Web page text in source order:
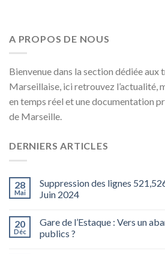
A PROPOS DE NOUS
Bienvenue dans la section dédiée aux
Marseillaise, ici retrouvez l’actualité,
en temps réel et une documentation
de Marseille.
DERNIERS ARTICLES
28
Mai
Suppression des lignes
Juin 2024
20
Déc
Gare de l’Estaque : Vers un
publics ?